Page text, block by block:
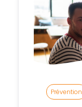
Prévention